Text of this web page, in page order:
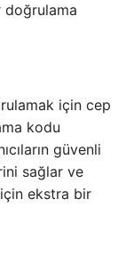
için cep
kodu
güvenli
sağlar ve
için ekstra bir